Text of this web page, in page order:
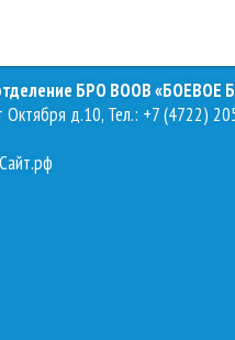
БРО ВООВ «БОЕВОЕ
Октября д.10, Тел.: +7 (4722)